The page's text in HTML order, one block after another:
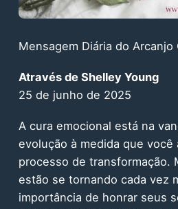
Mensagem Diária do Arcanjo
Através de Shelley Young
25 de junho de 2025
A cura emocional está na
evolução à medida que você
processo de transformação.
estão se tornando cada vez
importância de honrar seus